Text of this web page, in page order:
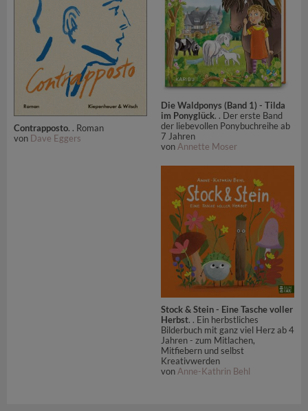
Contrapposto. . Roman
von Dave Eggers
Die Waldponys (Band 1) - Tilda
im Ponyglück. . Der erste Band
der liebevollen Ponybuchreihe ab
7 Jahren
von Annette Moser
Stock & Stein - Eine Tasche voller
Herbst. . Ein herbstliches
Bilderbuch mit ganz viel Herz ab 4
Jahren - zum Mitlachen,
Mitfiebern und selbst
Kreativwerden
vonAnne-Kathrin Behl